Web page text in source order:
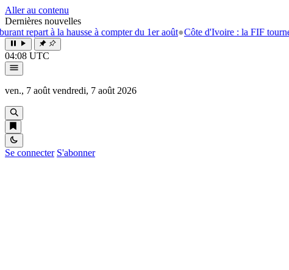
Aller au contenu
Dernières nouvelles
à la hausse à compter du 1er août ●Côte d'Ivoire : la FIF tourne la
04:08 UTC
ven., 7 août vendredi, 7 août 2026
Se connecter S'abonner